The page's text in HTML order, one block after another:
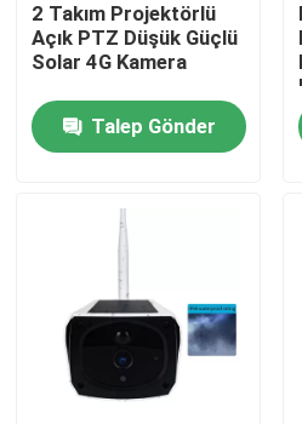
Bizimle İletişim
Haberler
İç Mekan Ev Güvenlik
2 Takım Projektörlü
Açık PTZ Düşük Güçlü
Solar 4G Kamera
Talep Gönder